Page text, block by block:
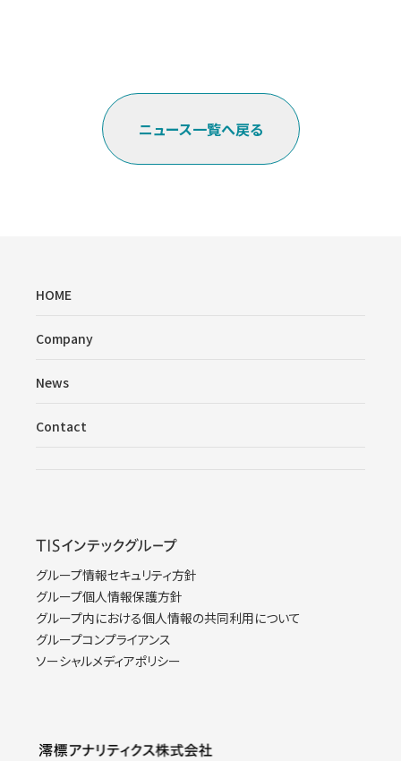
ニュース一覧へ戻る
HOME
Company
News
Contact
グループ情報セキュリティ方針
グループ個人情報保護方針
グループ内における個人情報の共同利用について
グループコンプライアンス
ソーシャルメディアポリシー